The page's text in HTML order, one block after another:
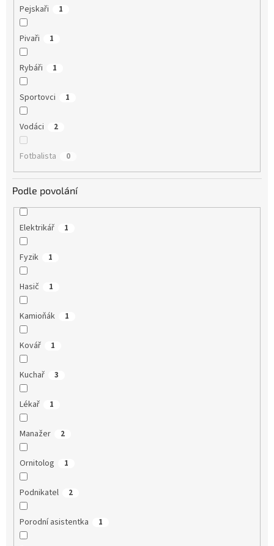
Pejskaři 1
Pivaři 1
Rybáři 1
Sportovci 1
Vodáci 2
Fotbalista 0
Podle povolání
Elektrikář 1
Fyzik 1
Hasič 1
Kamioňák 1
Kovář 1
Kuchař 3
Lékař 1
Manažer 2
Ornitolog 1
Podnikatel 2
Porodní asistentka 1